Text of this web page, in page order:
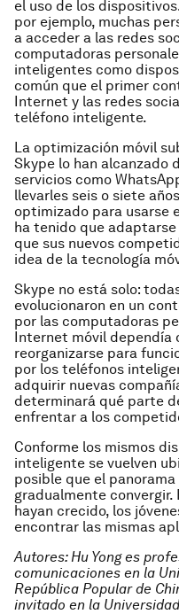
el uso de los
por ejemplo, muchas
a acceder a las redes
computadoras
inteligentes como
común que el primer
Internet y las redes
teléfono inteligente.
La optimización móvil
Skype lo han alcanzado
servicios como
llevarles seis o siete
optimizado para usarse
ha tenido que
que sus nuevos
idea de la tecnología
Skype no está solo:
evolucionaron en un
por las computadoras
Internet móvil dependía
reorganizarse para
por los teléfonos
adquirir nuevas
determinará qué parte
enfrentar a los
Conforme los mismos
inteligente se vuelven
posible que el
gradualmente
hayan crecido, los
encontrar las mismas
Autores: Hu Yong es
comunicaciones en la
República Popular de
invitado en la